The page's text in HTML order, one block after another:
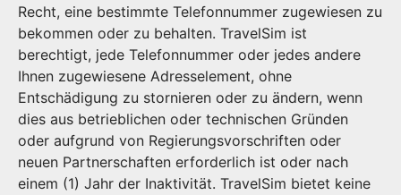
Recht, eine bestimmte Telefonnummer zugewiesen zu
bekommen oder zu behalten. TravelSim ist
berechtigt, jede Telefonnummer oder jedes andere
Ihnen zugewiesene Adresselement, ohne
Entschädigung zu stornieren oder zu ändern, wenn
dies aus betrieblichen oder technischen Gründen
oder aufgrund von Regierungsvorschriften oder
neuen Partnerschaften erforderlich ist oder nach
einem (1) Jahr der Inaktivität. TravelSim bietet keine